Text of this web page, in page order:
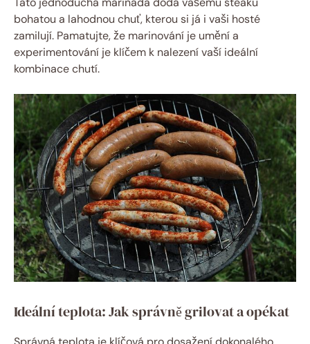
bohatou a lahodnou chuť, kterou si já i vaši hosté
zamilují. Pamatujte, že marinování je umění a
experimentování je klíčem k nalezení vaší ideální
kombinace chutí.
Ideální teplota: Jak správně grilovat a opékat